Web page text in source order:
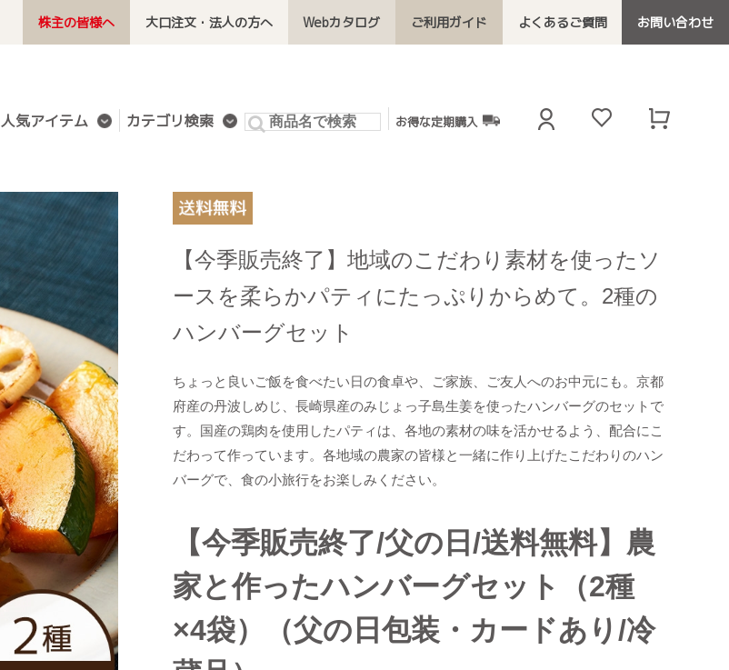
株主の皆様へ 大口注文・法人の方へ Webカタログ ご利用ガイド よくあるご質問 お問い合わせ
人気アイテム カテゴリ検索 お得な定期購入
【今季販売終了】地域のこだわり素材を使ったソ
ースを柔らかパティにたっぷりからめて。2種の
ハンバーグセット
ちょっと良いご飯を食べたい日の食卓や、ご家族、ご友人へのお中元にも。京都
府産の丹波しめじ、長崎県産のみじょっ子島生姜を使ったハンバーグのセットで
す。国産の鶏肉を使用したパティは、各地の素材の味を活かせるよう、配合にこ
だわって作っています。各地域の農家の皆様と一緒に作り上げたこだわりのハン
バーグで、食の小旅行をお楽しみください。
【今季販売終了/父の日/送料無料】農
家と作ったハンバーグセット（2種
×4袋）（父の日包装・カードあり/冷